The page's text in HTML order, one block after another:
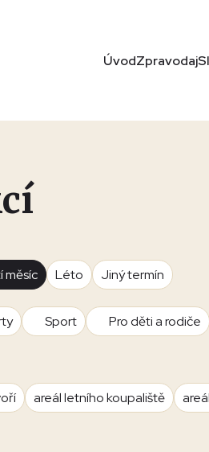
ÚvodZpravodaj
měsíc Léto
Jiný termín
Sport Pro děti a rodiče
areál letního koupaliště